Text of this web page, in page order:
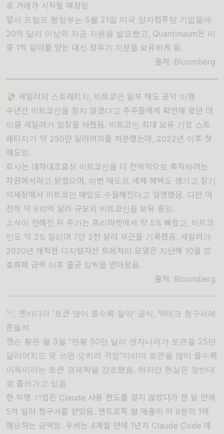
로 거래가 시작될 예정임.
앞서 트럼프 행정부는 5월 21일 미국 양자컴퓨팅 기업들에
20억 달러 이상의 자금 지원을 발표했고, Quantinuum은 이
중 1억 달러를 받는 대신 정부가 지분을 보유하게 됨.
출처: Bloomberg
💸 세일러의 스트래티지, 비트코인 일부 매도 공약 이행
수년간 비트코인을 팔지 않겠다고 주주들에게 확언해 왔던 마
이클 세일러가 입장을 바꿨음. 비트코인 최대 보유 기업 스트
래티지가 약 250만 달러어치를 처분했는데, 2022년 이후 첫
매도임.
회사는 대차대조표상 비트코인을 더 전략적으로 축적하려는
차원에서라고 밝혔으며, 이번 매도로 세제 혜택도 생기고 장기
약세장에서 비트코인 매입도 수월해진다고 설명했음. 다만 여
전히 약 610억 달러 규모의 비트코인을 보유 중임.
소식이 전해진 뒤 주가는 프리마켓에서 약 5% 빠졌고, 비트코
인도 약 2% 밀리며 7만 2천 달러 부근을 기록했음. 세일러가
2020년 개척한 디지털자산 트레저리 모델은 지난해 10월 암
호화폐 급락 이후 줄곧 압박을 받아왔음.
출처: Bloomberg
📉 엔비디아 '토큰 많이 쓸수록 절약' 공식, 빅테크 청구서에
흔들려
젠슨 황은 올 3월 "연봉 50만 달러 엔지니어가 토큰을 25만
달러어치도 못 쓰면 오히려 걱정"이라며 토큰을 많이 쓸수록
이득이라는 토큰 경제학을 강조했음. 하지만 현실은 정반대
로 흘러가고 있음.
한 익명 기업은 Claude 사용 한도를 걸지 않았다가 한 달 만에
5억 달러 청구서를 받았음. 앤트로픽 월 매출의 약 8분의 1에
해당하는 금액임. 우버는 4개월 만에 1년치 Claude Code 예